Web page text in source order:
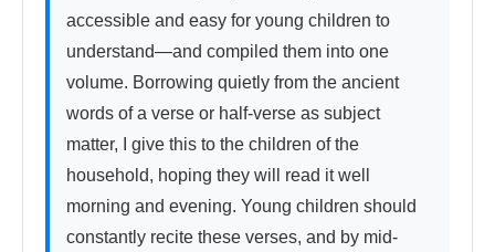
accessible and easy for young children to
understand—and compiled them into one
volume. Borrowing quietly from the ancient
words of a verse or half-verse as subject
matter, I give this to the children of the
household, hoping they will read it well
morning and evening. Young children should
constantly recite these verses, and by mid-